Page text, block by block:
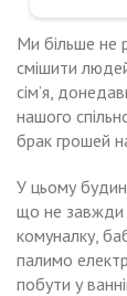
Ми більше не
смішити
сім’я,
нашого
брак грошей
У цьому
що не завжди
комуналку,
палимо
побути у